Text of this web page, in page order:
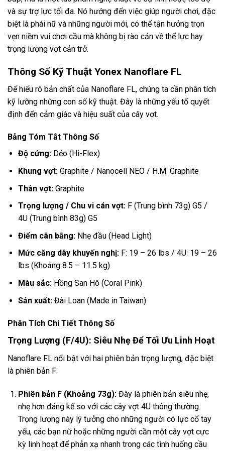
và sự trợ lực tối đa. Nó hướng đến việc giúp người chơi, đặc
biệt là phái nữ và những người mới, có thể tận hưởng trọn
vẹn niềm vui chơi cầu mà không bị rào cản về thể lực hay
trọng lượng vợt cản trở.
Thông Số Kỹ Thuật Yonex Nanoflare FL
Để hiểu rõ bản chất của Nanoflare FL, chúng ta cần phân tích
kỹ lưỡng những con số kỹ thuật. Đây là những yếu tố quyết
định đến cảm giác và hiệu suất của cây vợt.
Bảng Tóm Tắt Thông Số
Độ cứng:Dẻo (Hi-Flex)
Khung vợt:Graphite / Nanocell NEO / H.M. Graphite
Thân vợt:Graphite
Trọng lượng / Chu vi cán vợt:F (Trung bình 73g) G5 /
4U (Trung bình 83g) G5
Điểm cân bằng:Nhẹ đầu (Head Light)
Mức căng dây khuyến nghị:F: 19 – 26 lbs / 4U: 19 – 26
lbs (Khoảng 8.5 – 11.5 kg)
Màu sắc:Hồng San Hô (Coral Pink)
Sản xuất:Đài Loan (Made in Taiwan)
Phân Tích Chi Tiết Thông Số
Trọng Lượng (F/4U): Siêu Nhẹ Để Tối Ưu Linh Hoạt
Nanoflare FL nổi bật với hai phiên bản trọng lượng, đặc biệt
là phiên bản F:
Phiên bản F (Khoảng 73g):Đây là phiên bản siêu nhẹ,
nhẹ hơn đáng kể so với các cây vợt 4U thông thường.
Trọng lượng này lý tưởng cho những người có lực cổ tay
yếu, các bạn nữ hoặc những người cần một cây vợt cực
kỳ linh hoạt để phản xạ nhanh trong các tình huống cầu